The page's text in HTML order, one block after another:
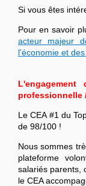
Si vous êtes
Pour en savoir
acteur majeur
l'économie et
professionnelle
Le CEA #1 du
de 98/100 !
Nous sommes
plateforme
salariés parents,
le CEA